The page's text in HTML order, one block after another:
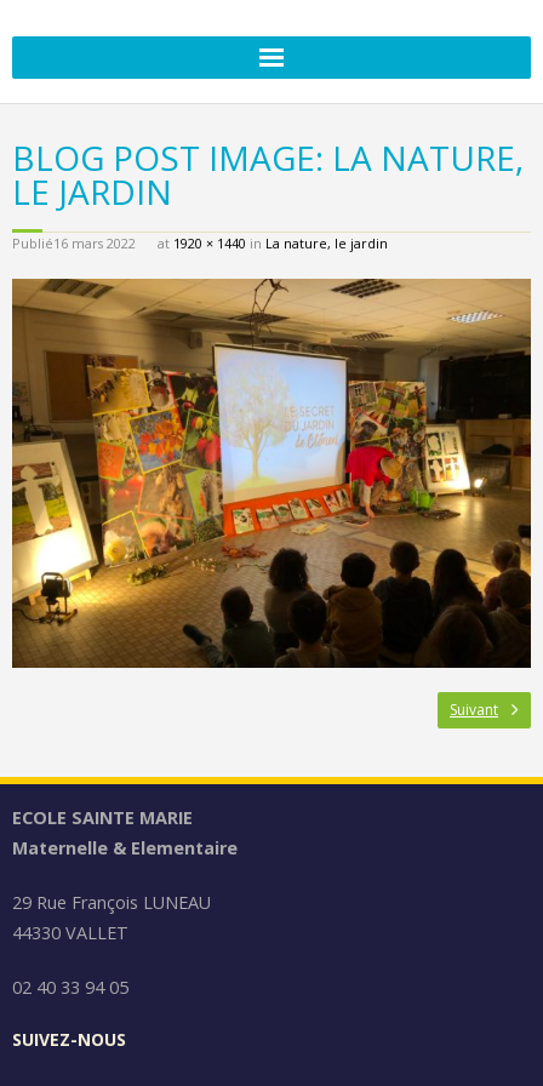
BLOG POST IMAGE: LA NATURE,
LE JARDIN
Publié16 mars 2022 at 1920 × 1440 in La nature, le jardin
Suivant
ECOLE SAINTE MARIE
Maternelle & Elementaire
29 Rue François LUNEAU
44330 VALLET
02 40 33 94 05
SUIVEZ-NOUS